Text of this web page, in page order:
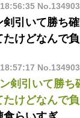
剣引いて勝ち
けどなんで
剣引いて勝ち
けどなんで